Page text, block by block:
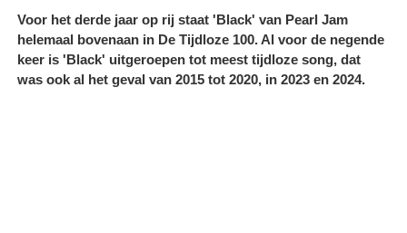
Voor het derde jaar op rij staat 'Black' van Pearl Jam
helemaal bovenaan in De Tijdloze 100. Al voor de negende
keer is 'Black' uitgeroepen tot meest tijdloze song, dat
was ook al het geval van 2015 tot 2020, in 2023 en 2024.